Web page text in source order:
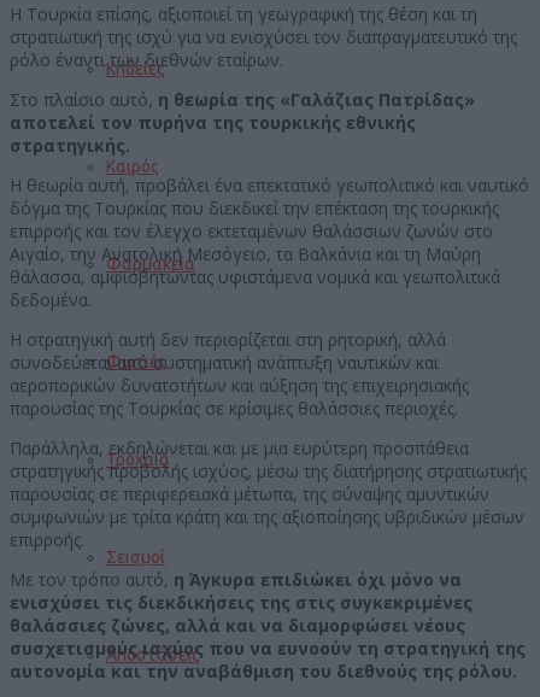
Κηδείες
Καιρός
Φαρμακεία
Φωτιές
Τροχαία
Σεισμοί
Αποστάσεις
Η Τουρκία επίσης, αξιοποιεί τη γεωγραφική της θέση και τη
στρατιωτική της ισχύ για να ενισχύσει τον διαπραγματευτικό της
ρόλο έναντι των διεθνών εταίρων.
Στο πλαίσιο αυτό, η θεωρία της «Γαλάζιας Πατρίδας»
αποτελεί τον πυρήνα της τουρκικής εθνικής
στρατηγικής.
Η θεωρία αυτή, προβάλει ένα επεκτατικό γεωπολιτικό και ναυτικό
δόγμα της Τουρκίας που διεκδικεί την επέκταση της τουρκικής
επιρροής και τον έλεγχο εκτεταμένων θαλάσσιων ζωνών στο
Αιγαίο, την Ανατολική Μεσόγειο, τα Βαλκάνια και τη Μαύρη
θάλασσα, αμφισβητώντας υφιστάμενα νομικά και γεωπολιτικά
δεδομένα.
Η στρατηγική αυτή δεν περιορίζεται στη ρητορική, αλλά
συνοδεύεται από συστηματική ανάπτυξη ναυτικών και
αεροπορικών δυνατοτήτων και αύξηση της επιχειρησιακής
παρουσίας της Τουρκίας σε κρίσιμες θαλάσσιες περιοχές.
Παράλληλα, εκδηλώνεται και με μια ευρύτερη προσπάθεια
στρατηγικής προβολής ισχύος, μέσω της διατήρησης στρατιωτικής
παρουσίας σε περιφερειακά μέτωπα, της σύναψης αμυντικών
συμφωνιών με τρίτα κράτη και της αξιοποίησης υβριδικών μέσων
επιρροής.
Με τον τρόπο αυτό, η Άγκυρα επιδιώκει όχι μόνο να
ενισχύσει τις διεκδικήσεις της στις συγκεκριμένες
θαλάσσιες ζώνες, αλλά και να διαμορφώσει νέους
συσχετισμούς ισχύος που να ευνοούν τη στρατηγική της
αυτονομία και την αναβάθμιση του διεθνούς της ρόλου.